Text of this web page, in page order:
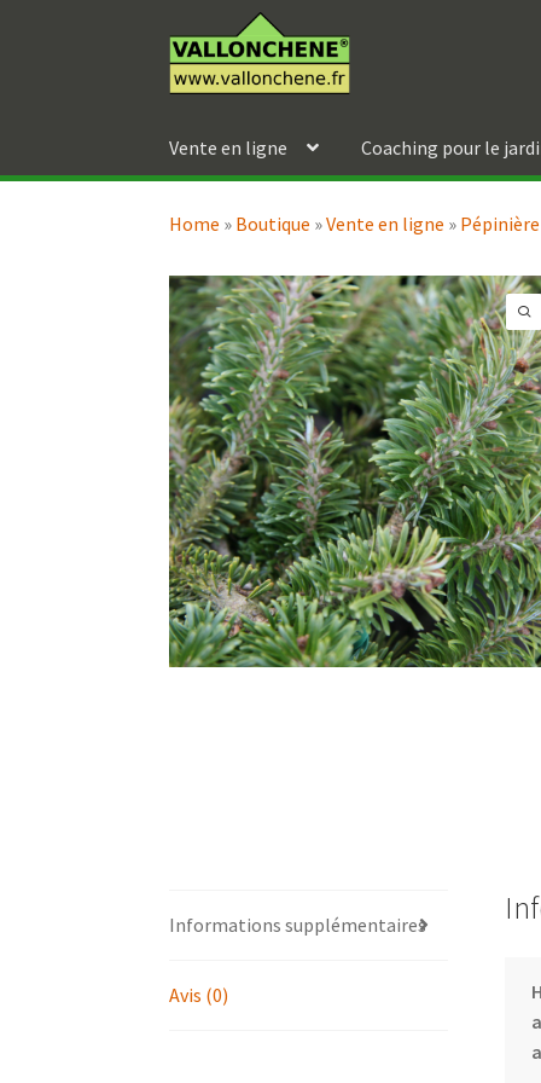
à
la
au
contenu
Vente en ligne Coaching pour le
Home » Boutique »Vente en ligne » Pépinière
Informations supplémentaires
Avis (0)